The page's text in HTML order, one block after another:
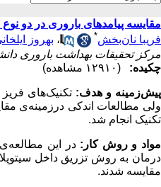
مقایسه پیامدهای باروری در دو
فریبا نان‌بخش* ، بهروز
مرکز تحقیقات بهداشت باروری
چکیده:
(۱۲۹۱۰ مشاهده)
پیش‌زمینه و هدف: تکنیک‌های
ولی مطالعات اندکی درزمینه‌ی
تکنیک انجام شد.
مواد و روش کار:
مقایسه شدند.